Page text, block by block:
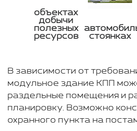
объектах
добычи
полезных
ресурсов
стоянках
В зависимости от
модульное здание КПП
раздельные помещения и
планировку. Возможно
охранного пункта на